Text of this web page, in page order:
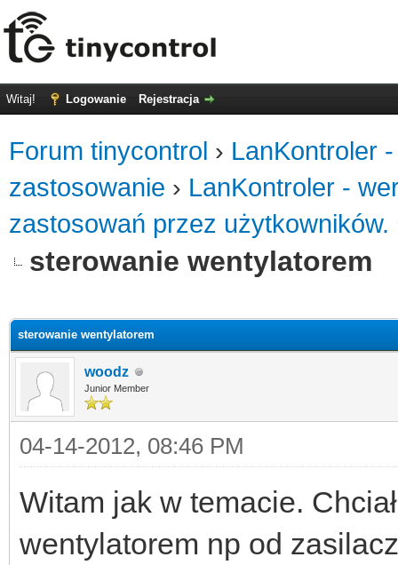
Witaj! Logowanie Rejestracja
Forum tinycontrol › LanKontroler
zastosowanie › LanKontroler -
zastosowań przez użytkowników.
sterowanie wentylatorem
sterowanie wentylatorem
woodz
Junior Member
04-14-2012, 08:46 PM
Witam jak w temacie.
wentylatorem np od